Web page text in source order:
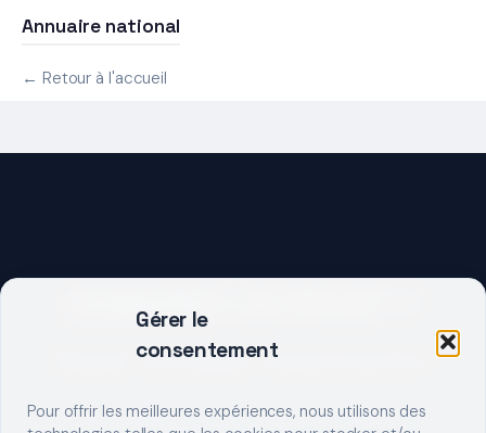
Gérer le
consentement
Pour offrir les meilleures expériences, nous utilisons des
Annuaire national
← Retour à l'accueil
DEMARRER UN PROJET ?
Décrivez votre besoin, trouvez le bon pro.